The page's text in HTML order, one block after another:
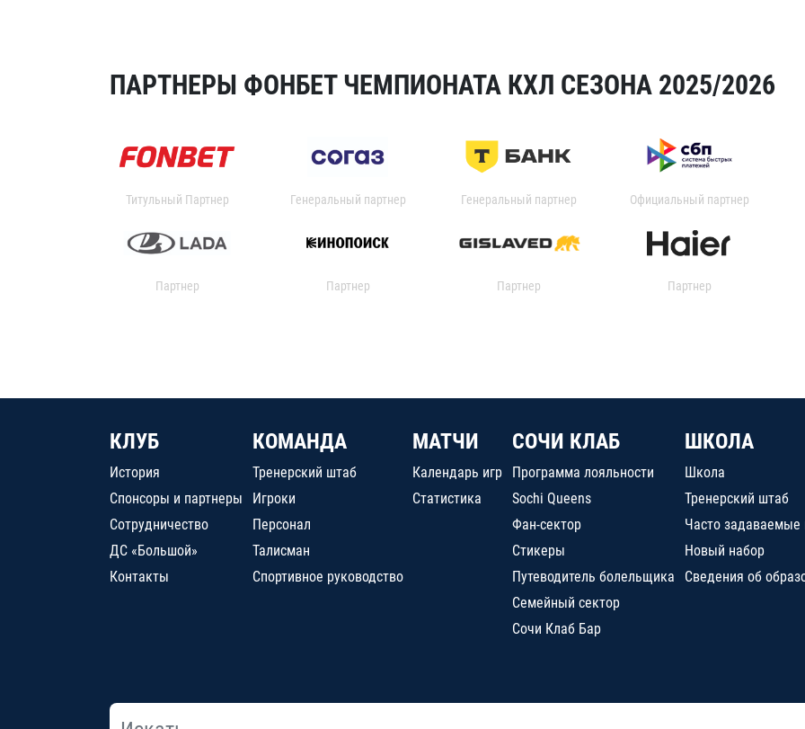
ПАРТНЕРЫ ФОНБЕТ ЧЕМПИОНАТА КХЛ СЕЗОНА 2025/2026
Титульный Партнер Генеральный партнер Генеральный партнер Официальный партнер
Партнер Партнер Партнер Партнер
КЛУБ
История
Спонсоры и партнеры
Сотрудничество
ДС «Большой»
Контакты
КОМАНДА
Тренерский штаб
Игроки
Персонал
Талисман
Спортивное руководство
МАТЧИ
Календарь игр
Статистика
СОЧИ КЛАБ
Программа лояльности
Sochi Queens
Фан-сектор
Стикеры
Путеводитель болельщика
Семейный сектор
Сочи Клаб Бар
ШКОЛА
Школа
Тренерский штаб
Часто задаваемые
Новый набор
Сведения об